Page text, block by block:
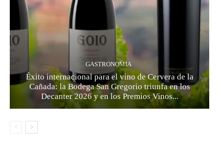
GASTRONOMIA
Éxito internacional para el vino de Cervera de la
Cañada: la Bodega San Gregorio triunfa en los
Decanter 2026 y en los Premios Vinos...